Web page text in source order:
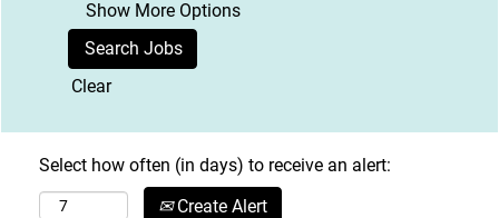
Show More Options
Clear
Select how often (in days) to receive an alert:
Create Alert